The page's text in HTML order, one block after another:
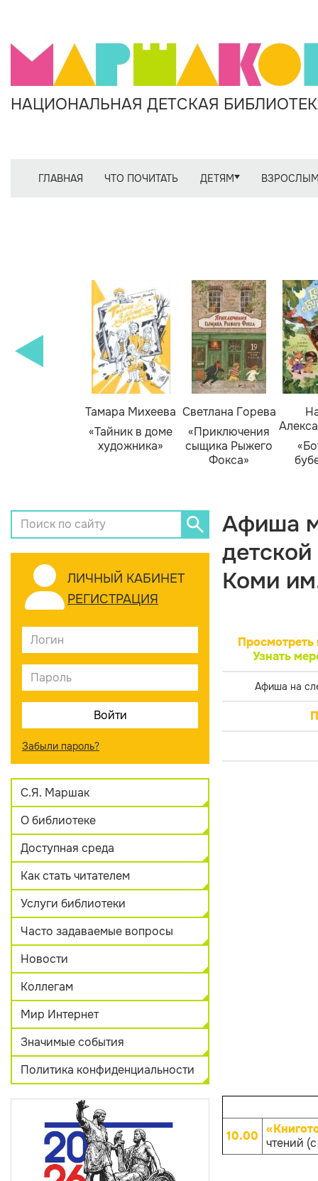
НАЦИОНАЛЬНАЯ ДЕТСКАЯ
ГЛАВНАЯ ЧТО ПОЧИТАТЬ ДЕТЯМ
Тамара Михеева
«Тайник в доме
художника»
Светлана Горева
«Приключения
сыщика Рыжего
Фокса»
ЛИЧНЫЙ КАБИНЕТ
РЕГИСТРАЦИЯ
Забыли пароль?
С.Я. Маршак
О библиотеке
Доступная среда
Как стать читателем
Услуги библиотеки
Часто задаваемые вопросы
Новости
Коллегам
Мир Интернет
Значимые события
Политика конфиденциальности
Афиша
Коми
Просмотреть
Узнать
Афиша на
10.00 чтений